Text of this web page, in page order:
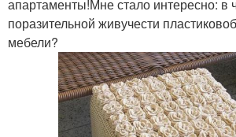
апартаменты!Мне стало интересно: в
поразительной живучести
мебели?